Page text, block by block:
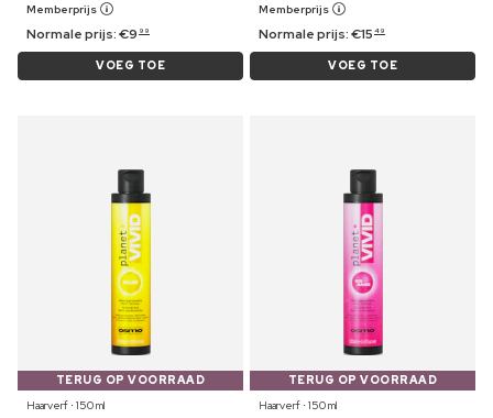
Memberprijs
Normale prijs:€9 99
VOEG TOE
Memberprijs
Normale prijs:€15 49
VOEG TOE
TERUG OP VOORRAAD
Haarverf ⋅ 150 ml
TERUG OP VOORRAAD
Haarverf ⋅ 150 ml